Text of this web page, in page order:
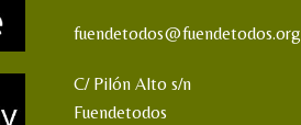
fuendetodos@fuendetodos.org
C/ Pilón Alto s/n
Fuendetodos